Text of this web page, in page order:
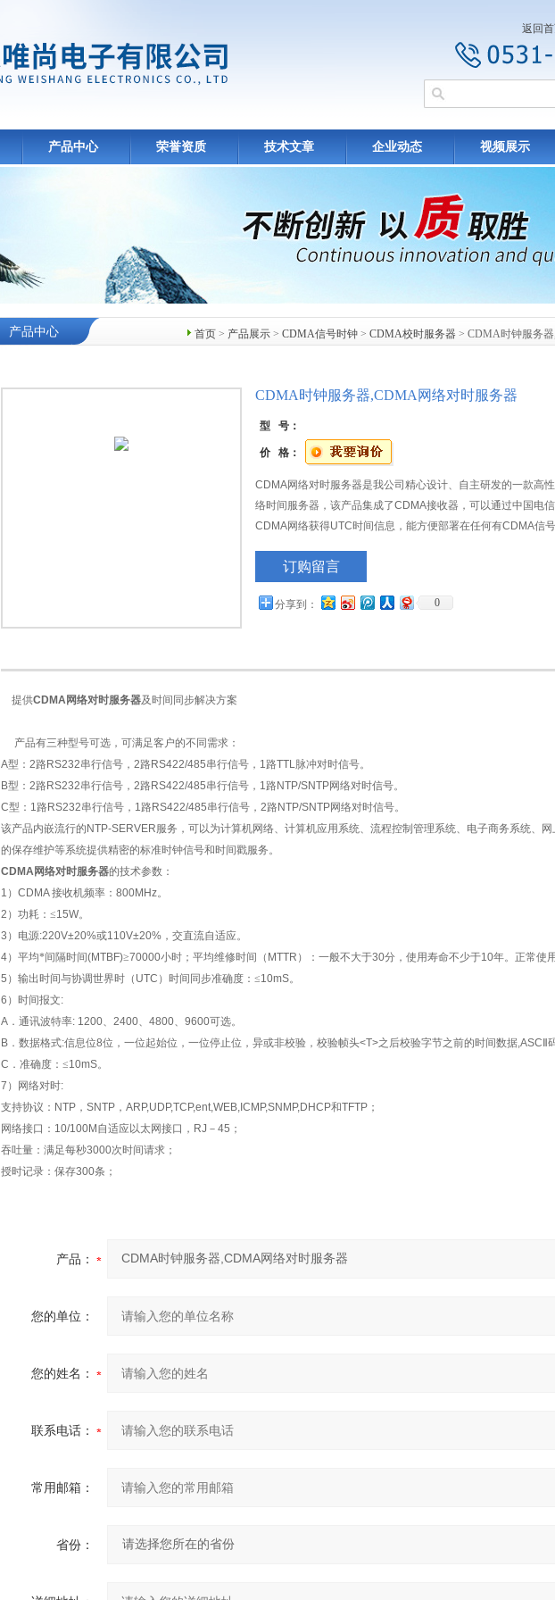
返回
产品中心 荣誉资质 技术文章 企业动态 视频展示
首页 > 产品展示 > CDMA信号时钟 > CDMA校时服务器 > CDMA时钟服务
产品中心
CDMA时钟服务器,CDMA网络对时服务器
型 号：
价 格：
CDMA网络对时服务器是我公司精心设计、自主研发的一款高
络时间服务器，该产品集成了CDMA接收器，可以通过中国电
CDMA网络获得UTC时间信息，能方便部署在任何有CDMA信
订购留言
分享到： 0
提供CDMA网络对时服务器及时间同步解决方案
产品有三种型号可选，可满足客户的不同需求：
A型： 2路RS232串行信号， 2路RS422/485串行信号， 1路TTL脉冲对时信号。
B型： 2路RS232串行信号， 2路RS422/485串行信号， 1路NTP/SNTP网络对时信号。
C型： 1路RS232串行信号， 1路RS422/485串行信号， 2路NTP/SNTP网络对时信号。
该产品内嵌流行的 NTP-SERVER服务，可以为计算机网络、计算机应用系统、流程控制管理系统、电子商务系统、网
的保存维护等系统提供精密的标准时钟信号和时间戳服务。
CDMA网络对时服务器的技术参数：
1 ） CDMA接收机频率： 800MHz。
2 ）功耗：≤15W。
3 ）电源:220V±20%或110V±20% ，交直流自适应。
4）平均*间隔时间(MTBF)≥70000小时；平均维修时间（ MTTR ）：一般不大于30分，使用寿命不少于10年。正常使
5 ）输出时间与协调世界时（ UTC ）时间同步准确度：≤10mS。
6 ）时间报文:
A ．通讯波特率: 1200、 2400、 4800、 9600可选。
B ．数据格式:信息位8位，一位起始位，一位停止位，异或非校验，校验帧头<T>之后校验字节之前的时间数据,ASCⅡ
C ．准确度：≤10mS。
7 ）网络对时:
支持协议： NTP ， SNTP ， ARP,UDP,TCP,ent,WEB,ICMP,SNMP,DHCP和TFTP ；
网络接口： 10/100M 自适应以太网接口， RJ － 45 ；
吞吐量：满足每秒3000次时间请求；
授时记录：保存300条；
产品：
您的单位：
您的姓名：
联系电话：
常用邮箱：
省份：